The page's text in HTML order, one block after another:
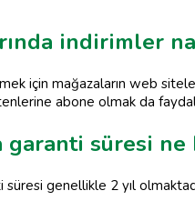
indirimler
için mağazaların web
abone olmak da
garanti süresi ne
genellikle 2 yıl